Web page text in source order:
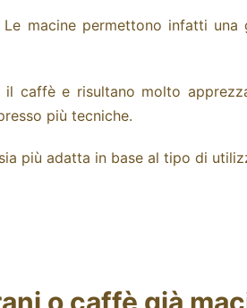
Le macine permettono infatti una
caffè e risultano molto
più tecniche.
più adatta in base al tipo di